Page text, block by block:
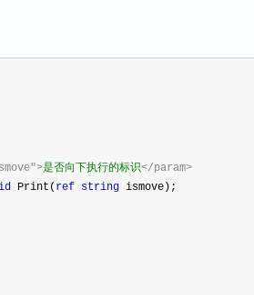
是否向下执行的标识</param>
Print( ref string ismove);